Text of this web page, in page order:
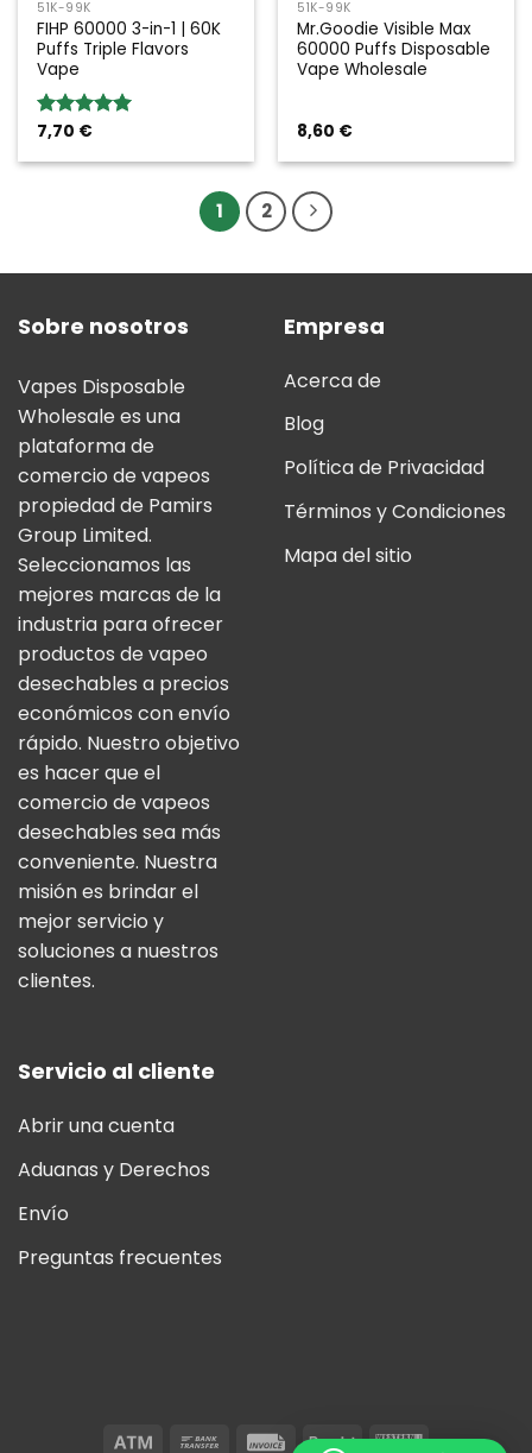
51K-99K
FIHP 60000 3-in-1 | 60K
Puffs Triple Flavors
Vape
Valoración:
5
7,70 €
51K-99K
Mr.Goodie Visible Max
60000 Puffs Disposable
Vape Wholesale
8,60 €
1 2
Sobre nosotros
Vapes Disposable
Wholesale es una
plataforma de
comercio de vapeos
propiedad de Pamirs
Group Limited.
Seleccionamos las
mejores marcas de la
industria para ofrecer
productos de vapeo
desechables a precios
económicos con envío
rápido. Nuestro objetivo
es hacer que el
comercio de vapeos
desechables sea más
conveniente. Nuestra
misión es brindar el
mejor servicio y
soluciones a nuestros
clientes.
Empresa
Acerca de
Blog
Política de Privacidad
Términos y Condiciones
Mapa del sitio
Servicio al cliente
Abrir una cuenta
Aduanas y Derechos
Envío
Preguntas frecuentes